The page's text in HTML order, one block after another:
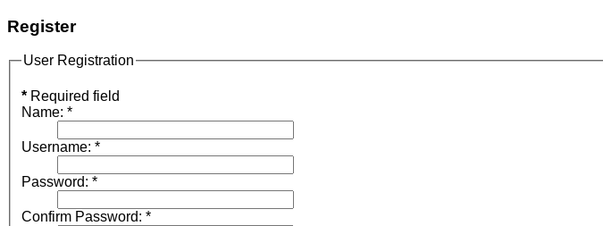
Register
User Registration
* Required field
Name: *
Username: *
Password: *
Confirm Password: *